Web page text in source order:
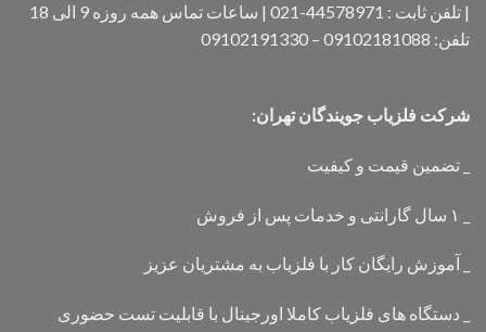
| تلفن ثابت : 44578971-021 | ساعات تماس همه روزه 9 الی 18
تلفن: 09102181088 – 09102191330
شرکت فلزیاب جویندگان تهران:
_ تضمین قیمت و کیفیت
_ آموزش رایگان کار با فلزیاب به مشتریان عزیز
_ دستگاه های فلزیاب کاملا اورجینال با قابلیت تست حضوری